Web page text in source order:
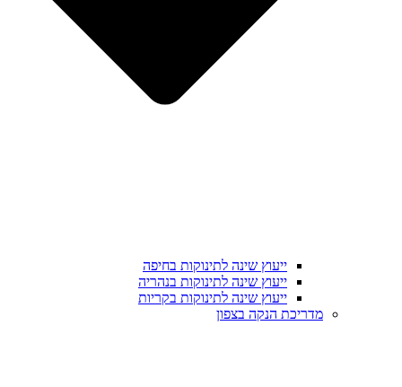
ייעוץ שינה לתינוקות בחיפה
ייעוץ שינה לתינוקות בנהריה
ייעוץ שינה לתינוקות בקריות
מדריכת הנקה בצפון